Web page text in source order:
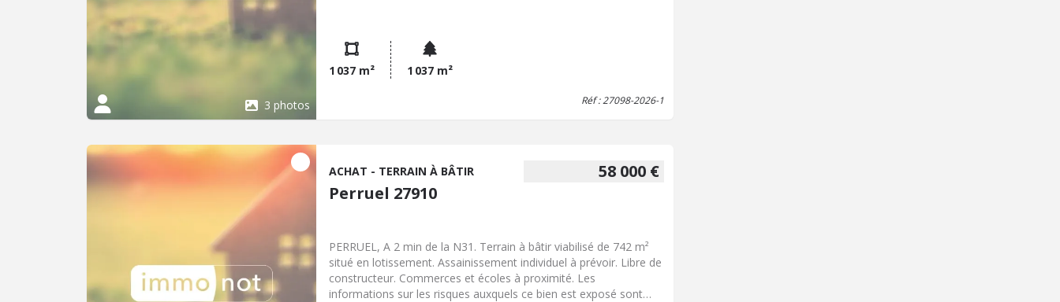
3 photos
1 037 m² 1 037 m²
Réf : 27098-2026-1
58 000 €
ACHAT - TERRAIN À BÂTIR
Perruel 27910
PERRUEL, A 2 min de la N31. Terrain à bâtir viabilisé de 742 m²
situé en lotissement. Assainissement individuel à prévoir. Libre de
constructeur. Commerces et écoles à proximité. Les
informations sur les risques auxquels ce bien est exposé sont